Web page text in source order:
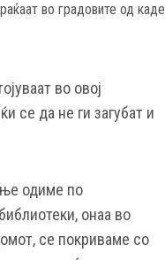
во градовите од каде
во овој
се да не ги загубат и
одиме по
онаа во
се покриваме со